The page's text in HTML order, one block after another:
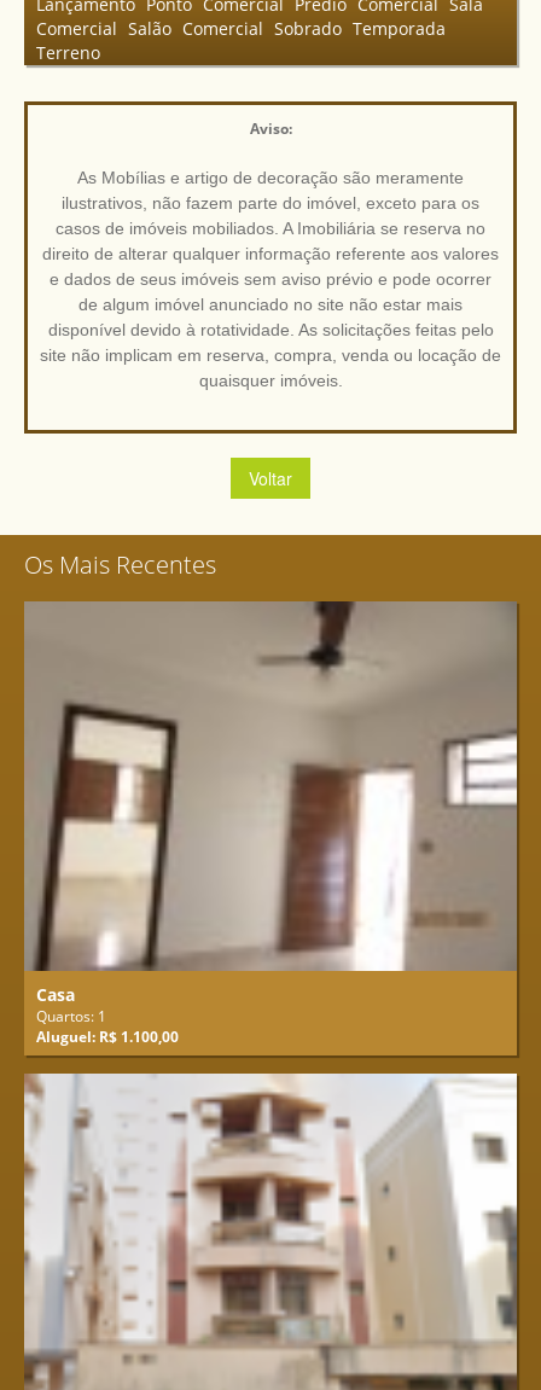
Comercial Salão Comercial Sobrado Temporada
Terreno
Aviso:
As Mobílias e artigo de decoração são meramente
ilustrativos, não fazem parte do imóvel, exceto para os
casos de imóveis mobiliados. A Imobiliária se reserva no
direito de alterar qualquer informação referente aos valores
e dados de seus imóveis sem aviso prévio e pode ocorrer
de algum imóvel anunciado no site não estar mais
disponível devido à rotatividade. As solicitações feitas pelo
site não implicam em reserva, compra, venda ou locação de
quaisquer imóveis.
Voltar
Os Mais Recentes
Casa
Quartos: 1
Aluguel: R$ 1.100,00